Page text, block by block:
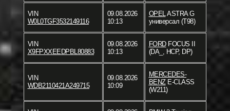
VIN
W0L0TGF3532149116
09.08.2026
10:13
OPELASTRA G
универсал (T98)
VIN
X9FPXXEEDPBL80883
09.08.2026
10:13
FORDFOCUS II
(DA_, HCP, DP)
VIN
WDB2110421A249715
09.08.2026
10:09
MERCEDES-
BENZE-CLASS
(W211)